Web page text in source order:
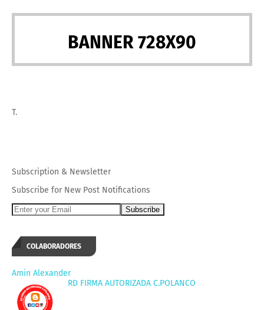
BANNER 728X90
T.
Subscription & Newsletter
Subscribe for New Post Notifications
COLABORADORES
Amin Alexander
RD FIRMA AUTORIZADA C.POLANCO